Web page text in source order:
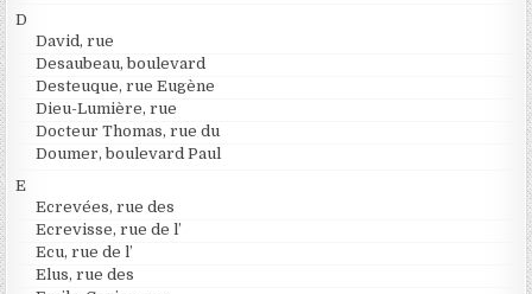
D
David, rue
Desaubeau, boulevard
Desteuque, rue Eugène
Dieu-Lumière, rue
Docteur Thomas, rue du
Doumer, boulevard Paul
E
Ecrevées, rue des
Ecrevisse, rue de l’
Ecu, rue de l’
Elus, rue des